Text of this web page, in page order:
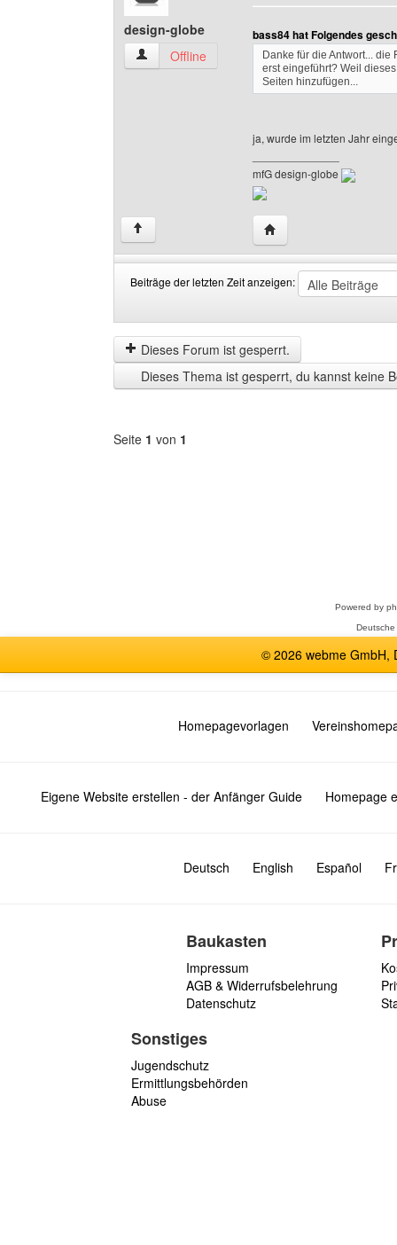
design-globe
design-globe Benutzer-Profile anzeigen
Offline
bass84 hat Folgendes
Danke für die Antwort...
erst eingeführt? Weil
Seiten hinzufügen...
ja, wurde im letzten Jahr
mfG design-globe
↑ Website dieses
Beiträge der letzten Zeit anzeigen:
der
letzten
Zeit
anzeigen
by
Dieses Forum ist gesperrt.
Dieses Thema ist gesperrt, du kannst keine
Seite 1 von 1
Powered by
© 2026 webme GmbH,
Homepagevorlagen
Eigene Website erstellen - der Anfänger Guide Homepage
Deutsch English Español
Baukasten
Impressum
AGB & Widerrufsbelehrung
Datenschutz
Sonstiges
Jugendschutz
Ermittlungsbehörden
Abuse